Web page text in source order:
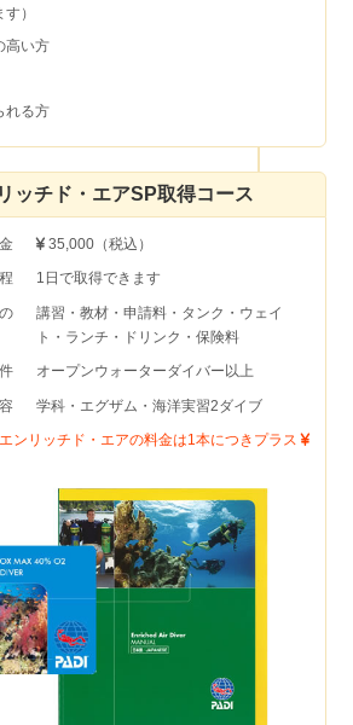
）
高い方
れる方
ッチド・エアSP取得コース
35,000（税込）
1日で取得できます
講習・教材・申請料・タンク・ウェイ
ト・ランチ・ドリンク・保険料
オープンウォーターダイバー以上
学科・エグザム・海洋実習2ダイブ
ンリッチド・エアの料金は1本につきプラス